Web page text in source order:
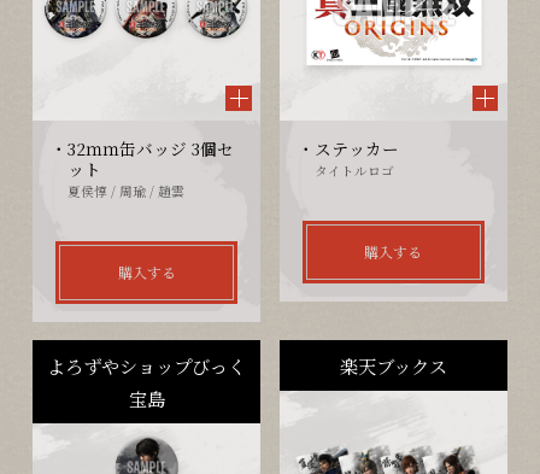
32ｍｍ缶バッジ 3個セ
ット
夏侯惇 / 周瑜 / 趙雲
購入する
ステッカー
タイトルロゴ
購入する
よろずやショップびっく
宝島
楽天ブックス